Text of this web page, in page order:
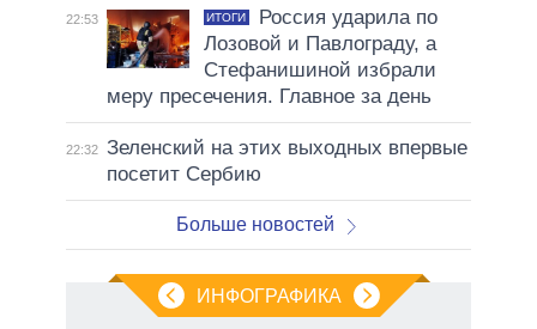
22:53 ИТОГИ
Россия ударила по
Лозовой и Павлограду, а
Стефанишиной избрали
меру пресечения. Главное за день
22:32 Зеленский на этих выходных впервые
посетит Сербию
Больше новостей
ИНФОГРАФИКА